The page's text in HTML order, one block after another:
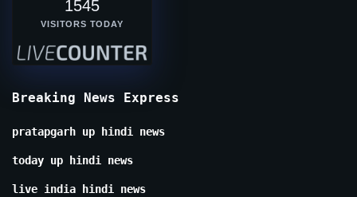
1545
VISITORS TODAY
Breaking News Express
pratapgarh up hindi news
today up hindi news
live india hindi news